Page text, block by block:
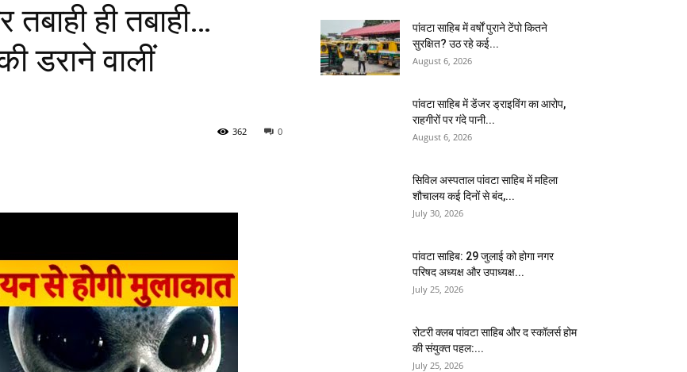
ही तबाही…
डराने वालीं
0
362
पांवटा साहिब में वर्षों पुराने टेंपो कितने
सुरक्षित? उठ रहे कई...
August 6, 2026
पांवटा साहिब में डेंजर ड्राइविंग का आरोप,
राहगीरों पर गंदे पानी...
August 6, 2026
सिविल अस्पताल पांवटा साहिब में महिला
शौचालय कई दिनों से बंद,...
July 30, 2026
पांवटा साहिब: 29 जुलाई को होगा नगर
परिषद अध्यक्ष और उपाध्यक्ष...
July 25, 2026
​रोटरी क्लब पांवटा साहिब और द स्कॉलर्स होम
की संयुक्त पहल:...
July 25, 2026